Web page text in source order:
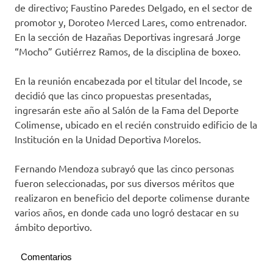
de directivo; Faustino Paredes Delgado, en el sector de
promotor y, Doroteo Merced Lares, como entrenador.
En la sección de Hazañas Deportivas ingresará Jorge
“Mocho” Gutiérrez Ramos, de la disciplina de boxeo.
En la reunión encabezada por el titular del Incode, se
decidió que las cinco propuestas presentadas,
ingresarán este año al Salón de la Fama del Deporte
Colimense, ubicado en el recién construido edificio de la
Institución en la Unidad Deportiva Morelos.
Fernando Mendoza subrayó que las cinco personas
fueron seleccionadas, por sus diversos méritos que
realizaron en beneficio del deporte colimense durante
varios años, en donde cada uno logró destacar en su
ámbito deportivo.
Comentarios